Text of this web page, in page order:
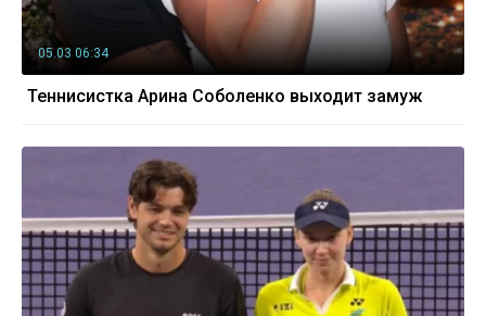
05.03 06:34
Теннисистка Арина Соболенко выходит замуж